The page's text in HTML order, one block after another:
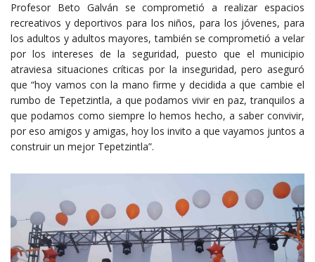
Profesor Beto Galván se comprometió a realizar espacios
recreativos y deportivos para los niños, para los jóvenes, para
los adultos y adultos mayores, también se comprometió a velar
por los intereses de la seguridad, puesto que el municipio
atraviesa situaciones críticas por la inseguridad, pero aseguró
que “hoy vamos con la mano firme y decidida a que cambie el
rumbo de Tepetzintla, a que podamos vivir en paz, tranquilos a
que podamos como siempre lo hemos hecho, a saber convivir,
por eso amigos y amigas, hoy los invito a que vayamos juntos a
construir un mejor Tepetzintla”.